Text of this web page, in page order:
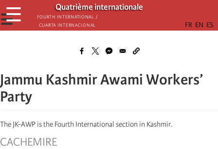
Aller
au
contenu
Quatrième internationale
Fourth International /
Cuarta Internacional
☰
☰
Jammu Kashmir Awami Workers’
Party
The JK-AWP is the Fourth International section in Kashmir.
CACHEMIRE